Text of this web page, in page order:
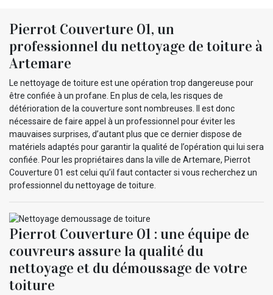
Pierrot Couverture 01, un
professionnel du nettoyage de toiture à
Artemare
Le nettoyage de toiture est une opération trop dangereuse pour
être confiée à un profane. En plus de cela, les risques de
détérioration de la couverture sont nombreuses. Il est donc
nécessaire de faire appel à un professionnel pour éviter les
mauvaises surprises, d’autant plus que ce dernier dispose de
matériels adaptés pour garantir la qualité de l’opération qui lui sera
confiée. Pour les propriétaires dans la ville de Artemare, Pierrot
Couverture 01 est celui qu’il faut contacter si vous recherchez un
professionnel du nettoyage de toiture.
Pierrot Couverture 01 : une équipe de
couvreurs assure la qualité du
nettoyage et du démoussage de votre
toiture